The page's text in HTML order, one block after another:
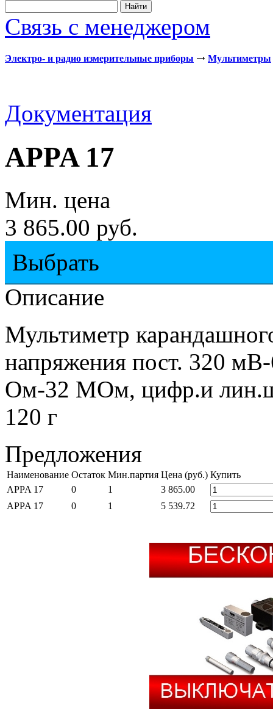
Связь с менеджером
Электро- и радио измерительные приборы Мультиметры
Документация
APPA 17
Мин. цена
3 865.00 руб.
Выбрать
Описание
Мультиметр
напряжения пост. 320
Ом-32 МОм, цифр.и
120 г
Предложения
Наименование Остаток Мин.партия Цена (руб.) Купить
APPA 17
0 1
3 865.00
APPA 17
0 1 5 539.72